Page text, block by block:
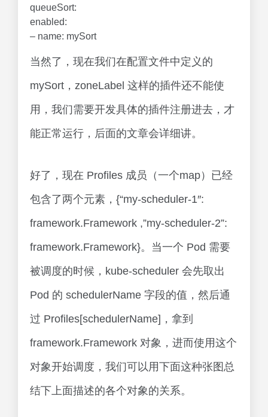
queueSort:
enabled:
– name: mySort
当然了，现在我们在配置文件中定义的
mySort，zoneLabel 这样的插件还不能使
用，我们需要开发具体的插件注册进去，才
能正常运行，后面的文章会详细讲。
好了，现在 Profiles 成员（一个map）已经
包含了两个元素，{“my-scheduler-1″:
framework.Framework ,”my-scheduler-2”:
framework.Framework}。当一个 Pod 需要
被调度的时候，kube-scheduler 会先取出
Pod 的 schedulerName 字段的值，然后通
过 Profiles[schedulerName]，拿到
framework.Framework 对象，进而使用这个
对象开始调度，我们可以用下面这种张图总
结下上面描述的各个对象的关系。